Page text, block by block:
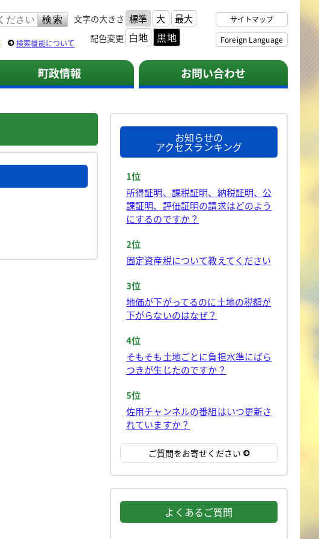
文字の大きさ 標準 大 最大
配色変更 白地 黒地
サイトマップ
Foreign Language
検索機能について
町政情報 お問い合わせ
お知らせの
アクセスランキング
1位
所得証明、課税証明、納税証明、公
課証明、評価証明の請求はどのよう
にするのですか？
2位
固定資産税について教えてください
3位
地価が下がってるのに土地の税額が
下がらないのはなぜ？
4位
そもそも土地ごとに負担水準にばら
つきが生じたのですか？
5位
佐用チャンネルの番組はいつ更新さ
れていますか？
ご質問をお寄せください
よくあるご質問